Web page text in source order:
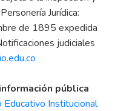
Jurídica:
de 1895 expedida
judiciales
pública
Educativo Institucional